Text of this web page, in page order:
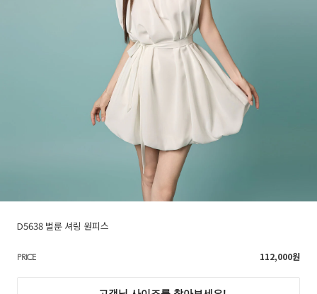
D5638 벌룬 셔링 원피스
PRICE 112,000원